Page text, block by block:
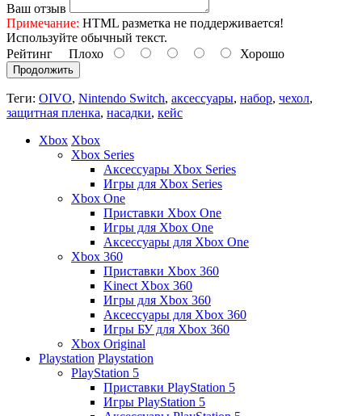
Ваш отзыв
Примечание: HTML разметка не поддерживается!
Используйте обычный текст.
Рейтинг Плохо Хорошо
Продолжить
Теги: OIVO, Nintendo Switch, аксессуары, набор, чехол,
защитная пленка, насадки, кейс
Xbox Xbox
Xbox Series
Аксессуары Xbox Series
Игры для Xbox Series
Xbox One
Приставки Xbox One
Игры для Xbox One
Аксессуары для Xbox One
Xbox 360
Приставки Xbox 360
Kinect Xbox 360
Игры для Xbox 360
Аксессуары для Xbox 360
Игры БУ для Xbox 360
Xbox Original
Playstation Playstation
PlayStation 5
Приставки PlayStation 5
Игры PlayStation 5